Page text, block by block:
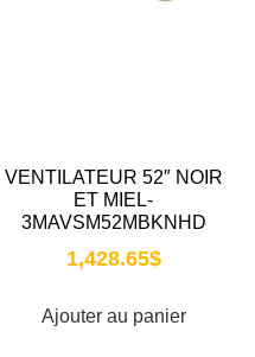
VENTILATEUR 52″ NOIR
ET MIEL-
3MAVSM52MBKNHD
1,428.65$
Ajouter au panier